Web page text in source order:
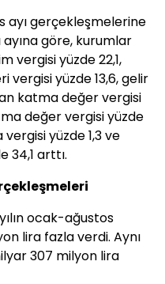
ayı gerçekleşmelerine
ayına göre, kurumlar
vergisi yüzde 22,1,
yüzde 13,6, gelir
katma değer vergisi
değer vergisi yüzde
yüzde 1,3 ve
34,1 arttı.
ocak-ağustos
lira fazla verdi. Aynı
307 milyon lira